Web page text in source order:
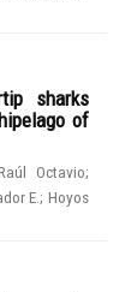
sharks
of
Octavio;
E.;Hoyos